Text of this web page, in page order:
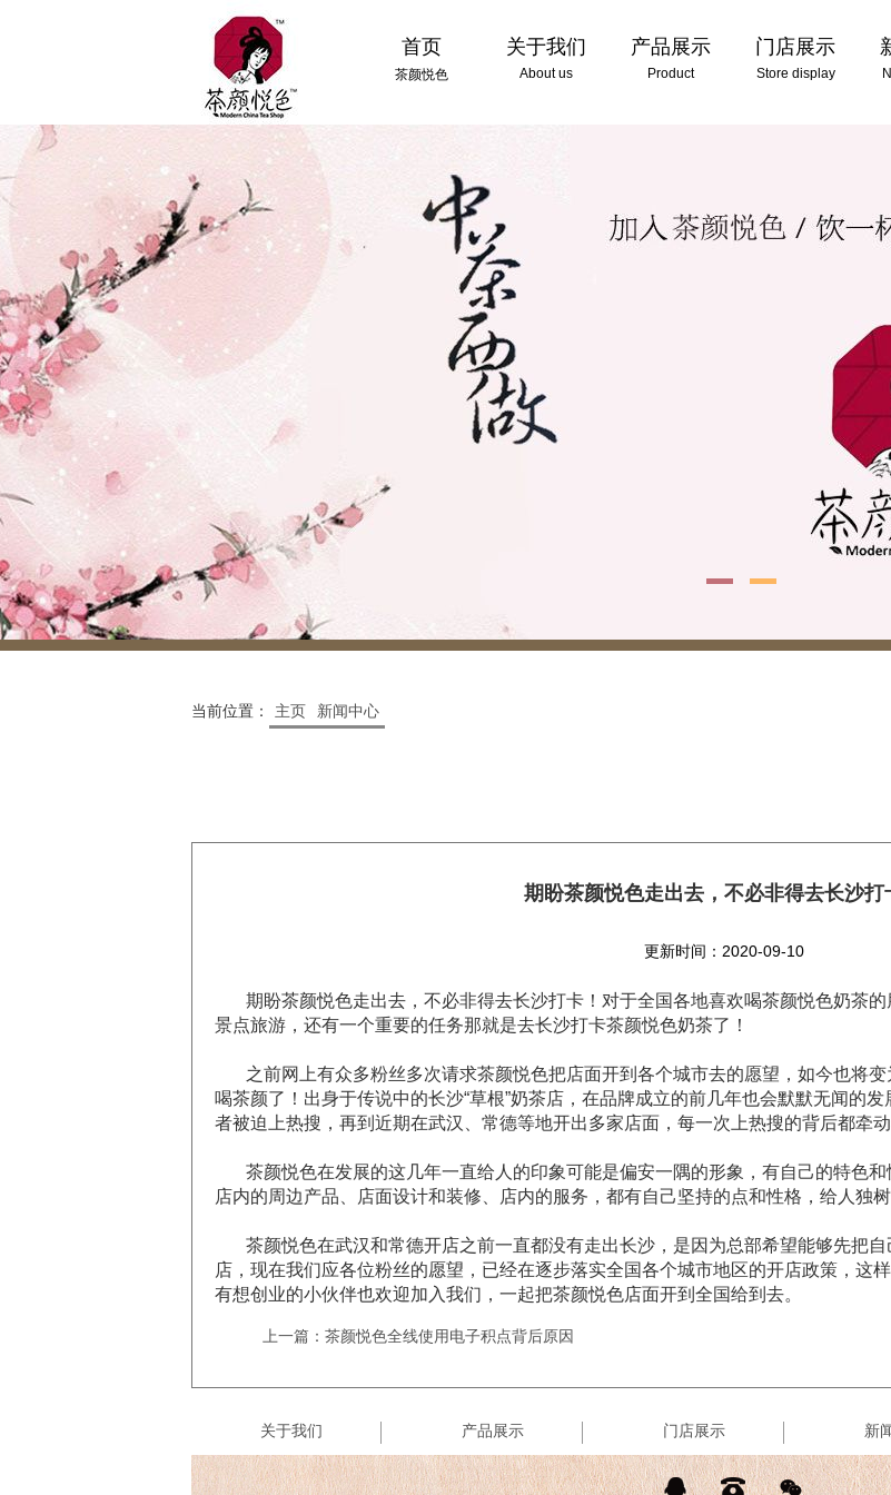
首页
茶颜悦色
关于我们
About us
产品展示
Product
门店展示
Store display
当前位置： 主页 新闻中心
期盼茶颜悦色走出去，不必非得去长沙打
更新时间：2020-09-10
期盼茶颜悦色走出去，不必非得去长沙打卡！对于全国各地喜欢喝茶颜悦色奶茶
景点旅游，还有一个重要的任务那就是去长沙打卡茶颜悦色奶茶了！
之前网上有众多粉丝多次请求茶颜悦色把店面开到各个城市去的愿望，如今也将
喝茶颜了！出身于传说中的长沙“草根”奶茶店，在品牌成立的前几年也会默默无闻的
者被迫上热搜，再到近期在武汉、常德等地开出多家店面，每一次上热搜的背后都牵动
茶颜悦色在发展的这几年一直给人的印象可能是偏安一隅的形象，有自己的特色
店内的周边产品、店面设计和装修、店内的服务，都有自己坚持的点和性格，给人独
茶颜悦色在武汉和常德开店之前一直都没有走出长沙，是因为总部希望能够先把
店，现在我们应各位粉丝的愿望，已经在逐步落实全国各个城市地区的开店政策，这
有想创业的小伙伴也欢迎加入我们，一起把茶颜悦色店面开到全国给到去。
上一篇：茶颜悦色全线使用电子积点背后原因
关于我们 产品展示 门店展示 新
  